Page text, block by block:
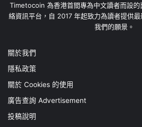
Timetocoin 為香港首間專為中文讀者而設的
絡資訊平台，自 2017 年起致力為讀者提供
我們的願景。
關於我們
隱私政策
關於 Cookies 的使用
廣告查詢 Advertisement
投稿說明